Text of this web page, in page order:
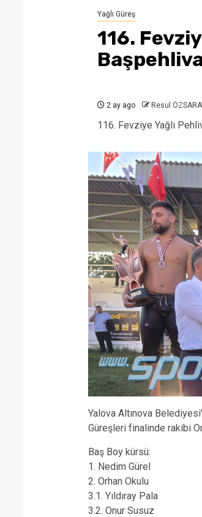
Yağlı Güreş
116.
2 ay ago Resul
116. Fevziye Yağlı
Yalova Altınova
Güreşleri finalinde rakibi
Baş Boy kürsü:
1. Nedim Gürel
2. Orhan Okulu
3.1. Yıldıray Pala
3.2. Onur Susuz